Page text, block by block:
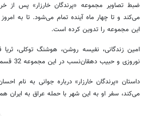
ضبط تصاویر مجموعه «پرندگان خارزار» پس از
این مجموعه را تدوین کرده است.
امین زندگانی، نفیسه روشن، هوشنگ توکلی، ثریا
نوروزی و حبیب دهقان‌نسب در این مجموعه 32 قسمتی مقابل دوربین می‌روند.
داستان «پرندگان خارزار» درباره جوانی به نام
می‌کند، سفر او به این شهر با حمله عراق به ایران